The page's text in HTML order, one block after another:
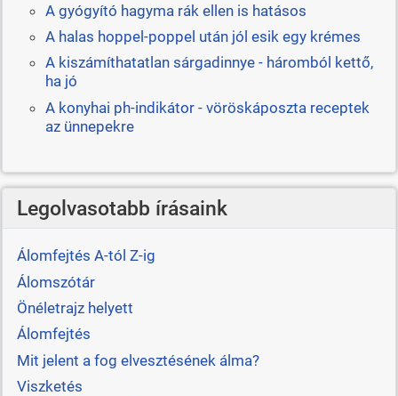
A gyógyító hagyma rák ellen is hatásos
A halas hoppel-poppel után jól esik egy krémes
A kiszámíthatatlan sárgadinnye - háromból kettő,
ha jó
A konyhai ph-indikátor - vöröskáposzta receptek
az ünnepekre
Legolvasotabb írásaink
Álomfejtés A-tól Z-ig
Álomszótár
Önéletrajz helyett
Álomfejtés
Mit jelent a fog elvesztésének álma?
Viszketés